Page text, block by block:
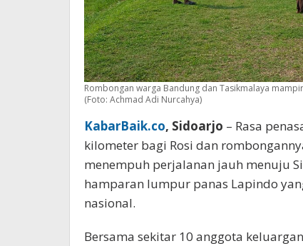
Rombongan warga Bandung dan Tasikmalaya
(Foto: Achmad Adi Nurcahya)
KabarBaik.co, Sidoarjo – Rasa
kilometer bagi Rosi dan
menempuh perjalanan jauh menuju
hamparan lumpur panas Lapindo
nasional.
Bersama sekitar 10 anggota